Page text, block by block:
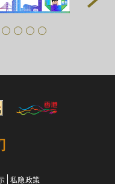
私隐政策